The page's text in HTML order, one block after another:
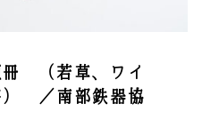
（若草、ワイ
） ／南部鉄器協